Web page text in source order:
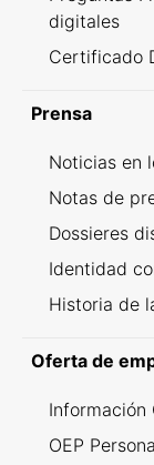
digitales
Certificado
Prensa
Noticias en
Notas de
Dossieres
Identidad
Historia de
Oferta de
Información
OEP